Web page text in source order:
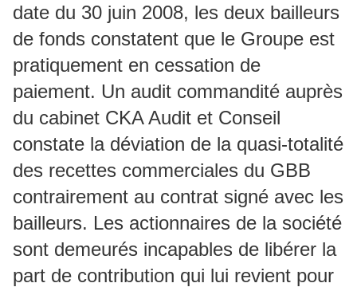
date du 30 juin 2008, les deux bailleurs
de fonds constatent que le Groupe est
pratiquement en cessation de
paiement. Un audit commandité auprès
du cabinet CKA Audit et Conseil
constate la déviation de la quasi-totalité
des recettes commerciales du GBB
contrairement au contrat signé avec les
bailleurs. Les actionnaires de la société
sont demeurés incapables de libérer la
part de contribution qui lui revient pour